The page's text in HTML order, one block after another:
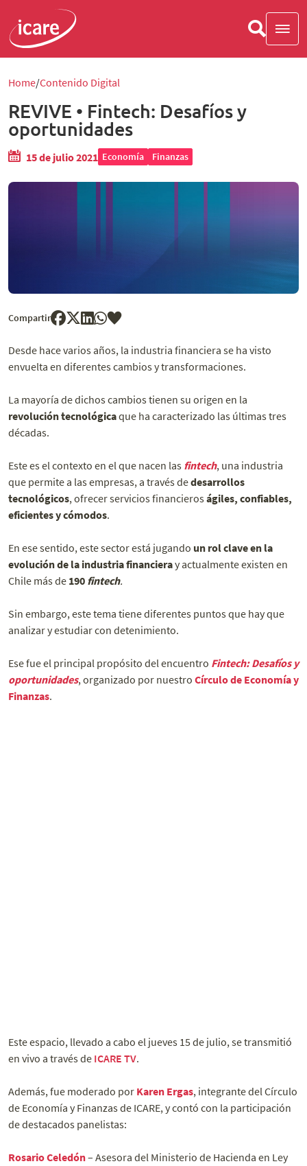
Home Contenido Digital
REVIVE • Fintech: Desafíos y
oportunidades
15 de julio 2021 Economía Finanzas
Compartir
Desde hace varios años, la industria financiera se ha visto
envuelta en diferentes cambios y transformaciones.
La mayoría de dichos cambios tienen su origen en la
revolución tecnológicaque ha caracterizado las últimas tres
décadas.
Este es el contexto en el que nacen las fintech, una industria
que permite a las empresas, a través dedesarrollos
tecnológicos, ofrecer servicios financieroságiles, confiables,
eficientes y cómodos.
En ese sentido, este sector está jugando un rol clave en la
evolución de la industria financieray actualmente existen en
Chile más de 190 fintech.
Sin embargo, este tema tiene diferentes puntos que hay que
analizar y estudiar con detenimiento.
Ese fue el principal propósito del encuentro Fintech: Desafíos y
oportunidades, organizado por nuestro Círculo de Economía y
Finanzas.
Este espacio, llevado a cabo el jueves 15 de julio, se transmitió
en vivo a través de ICARE TV.
Además, fue moderado por Karen Ergas, integrante del Círculo
de Economía y Finanzas de ICARE, y contó con la participación
de destacados panelistas:
Rosario Celedón– Asesora del Ministerio de Hacienda en Ley